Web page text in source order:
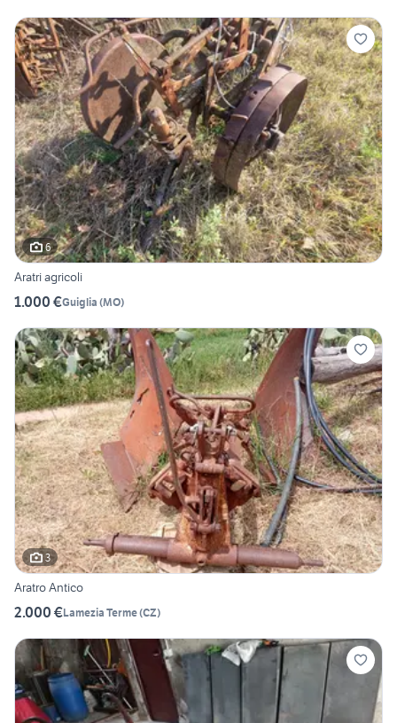
6
Aratri agricoli
1.000 €Guiglia (MO)
3
Aratro Antico
2.000 €Lamezia Terme(CZ)